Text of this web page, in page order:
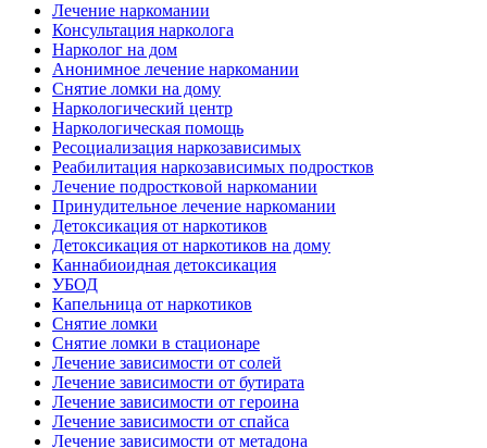
Лечение наркомании
Консультация нарколога
Нарколог на дом
Анонимное лечение наркомании
Снятие ломки на дому
Наркологический центр
Наркологическая помощь
Ресоциализация наркозависимых
Реабилитация наркозависимых подростков
Лечение подростковой наркомании
Принудительное лечение наркомании
Детоксикация от наркотиков
Детоксикация от наркотиков на дому
Каннабиоидная детоксикация
УБОД
Капельница от наркотиков
Снятие ломки
Снятие ломки в стационаре
Лечение зависимости от солей
Лечение зависимости от бутирата
Лечение зависимости от героина
Лечение зависимости от спайса
Лечение зависимости от метадона